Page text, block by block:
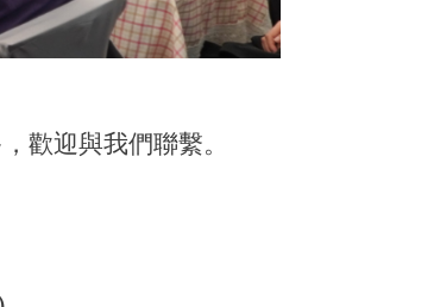
歡迎與我們聯繫。